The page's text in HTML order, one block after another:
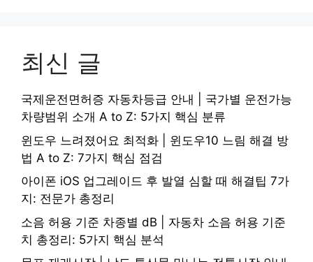
최신 글
국제운전면허증 자동차등급 안내 | 국가별 운전가능
차량범위 소개 A to Z: 5가지 핵심 분류
윈도우 느려졌어요 최적화 | 윈도우10 느림 해결 방
법 A to Z: 7가지 핵심 점검
아이폰 iOS 업그레이드 후 발열 심할 때 해결팁 7가
지: 전문가 총정리
소음 허용 기준 차종별 dB | 자동차 소음 허용 기준
치 총정리: 5가지 핵심 분석